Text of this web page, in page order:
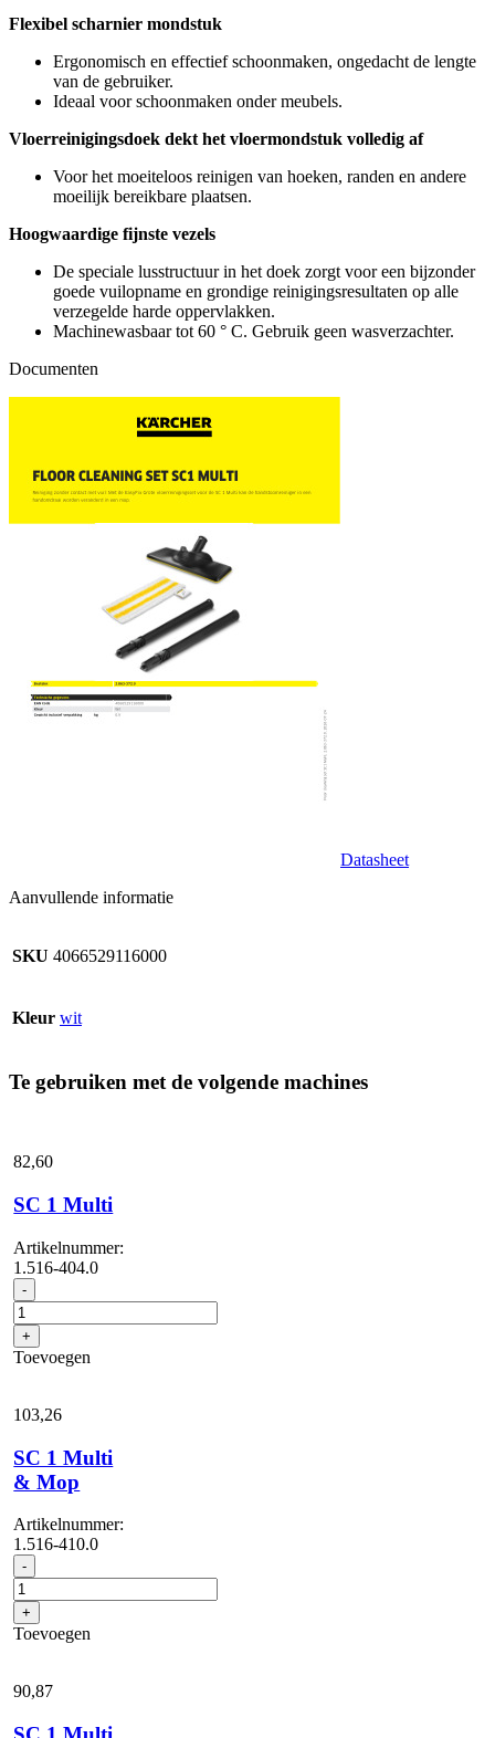
Flexibel scharnier mondstuk
Ergonomisch en effectief schoonmaken, ongedacht de lengte
van de gebruiker.
Ideaal voor schoonmaken onder meubels.
Vloerreinigingsdoek dekt het vloermondstuk volledig af
Voor het moeiteloos reinigen van hoeken, randen en andere
moeilijk bereikbare plaatsen.
Hoogwaardige fijnste vezels
De speciale lusstructuur in het doek zorgt voor een bijzonder
goede vuilopname en grondige reinigingsresultaten op alle
verzegelde harde oppervlakken.
Machinewasbaar tot 60 ° C. Gebruik geen wasverzachter.
Documenten
Datasheet
Aanvullende informatie
SKU 4066529116000
Kleur wit
Te gebruiken met de volgende machines
82,60
SC 1 Multi
Artikelnummer:
1.516-404.0
- SC
1
Multi
aantal
+
Toevoegen
103,26
SC 1 Multi
& Mop
Artikelnummer:
1.516-410.0
- SC
1
Multi
&
Mop
+
Toevoegen
90,87